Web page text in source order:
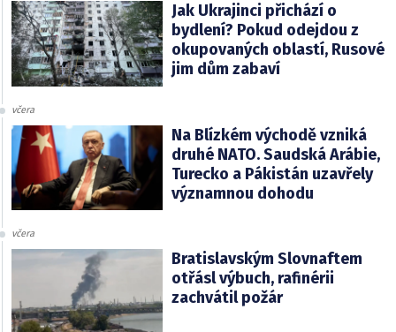
Jak Ukrajinci přichází o
bydlení? Pokud odejdou z
okupovaných oblastí, Rusové
jim dům zabaví
včera
Na Blízkém východě vzniká
druhé NATO. Saudská Arábie,
Turecko a Pákistán uzavřely
významnou dohodu
včera
Bratislavským Slovnaftem
otřásl výbuch, rafinérii
zachvátil požár